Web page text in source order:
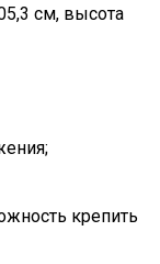
см, высота
крепить